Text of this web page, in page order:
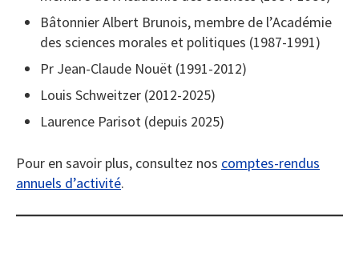
Bâtonnier Albert Brunois, membre de l’Académie
des sciences morales et politiques (1987-1991)
Pr Jean-Claude Nouët (1991-2012)
Louis Schweitzer (2012-2025)
Laurence Parisot (depuis 2025)
Pour en savoir plus, consultez nos comptes-rendus
annuels d’activité.